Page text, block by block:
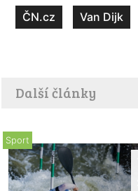
ČN.cz Van Dijk
Další články
Sport